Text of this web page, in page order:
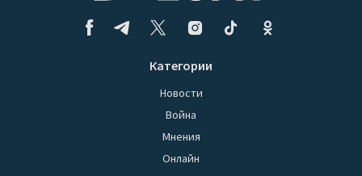
Категории
Новости
Война
Мнения
Онлайн